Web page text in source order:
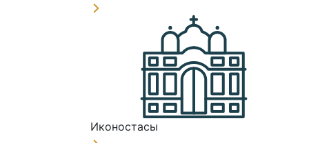
Иконостасы